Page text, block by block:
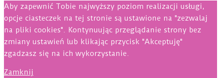
Aby zapewnić Tobie najwyższy poziom realizacji usługi,
opcje ciasteczek na tej stronie są ustawione na "zezwalaj
na pliki cookies". Kontynuując przeglądanie strony bez
zmiany ustawień lub klikając przycisk "Akceptuję"
zgadzasz się na ich wykorzystanie.
Zamknij